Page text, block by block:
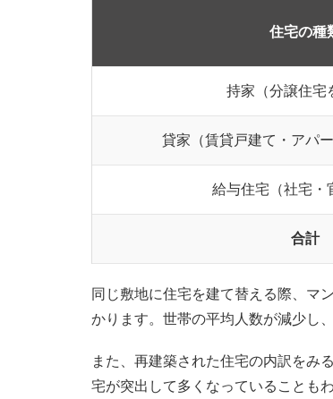
住宅の種
持家（分譲住宅
貸家（賃貸戸建て・アパ
給与住宅（社宅・
合計
同じ敷地に住宅を建て替える際、マ
かります。世帯の平均人数が減少し
また、再建築された住宅の内訳をみ
宅が突出して多くなっていることもわ